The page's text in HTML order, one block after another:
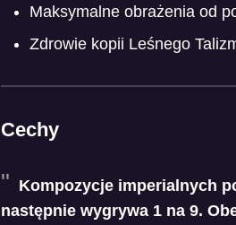
Maksymalne obrażenia od
Zdrowie kopii Leśnego
Cechy
Kompozycje imperialnych
następnie wygrywa 1 na 9.